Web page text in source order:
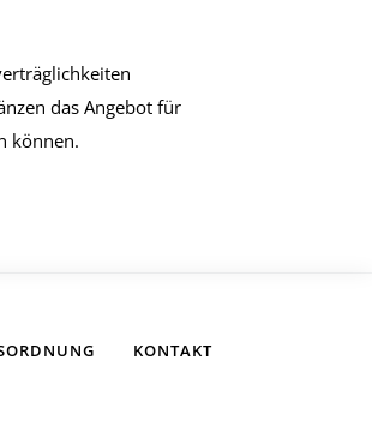
das Angebot für
können.
KONTAKT